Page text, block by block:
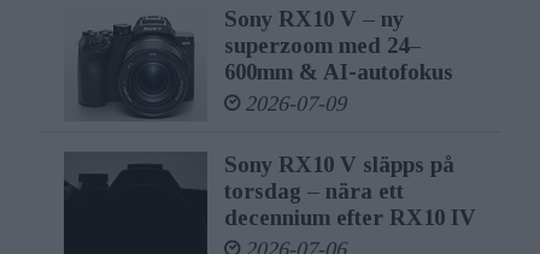
Sony RX10 V – ny
superzoom med 24–
600mm & AI-autofokus
2026-07-09
Sony RX10 V släpps på
torsdag – nära ett
decennium efter RX10 IV
2026-07-06